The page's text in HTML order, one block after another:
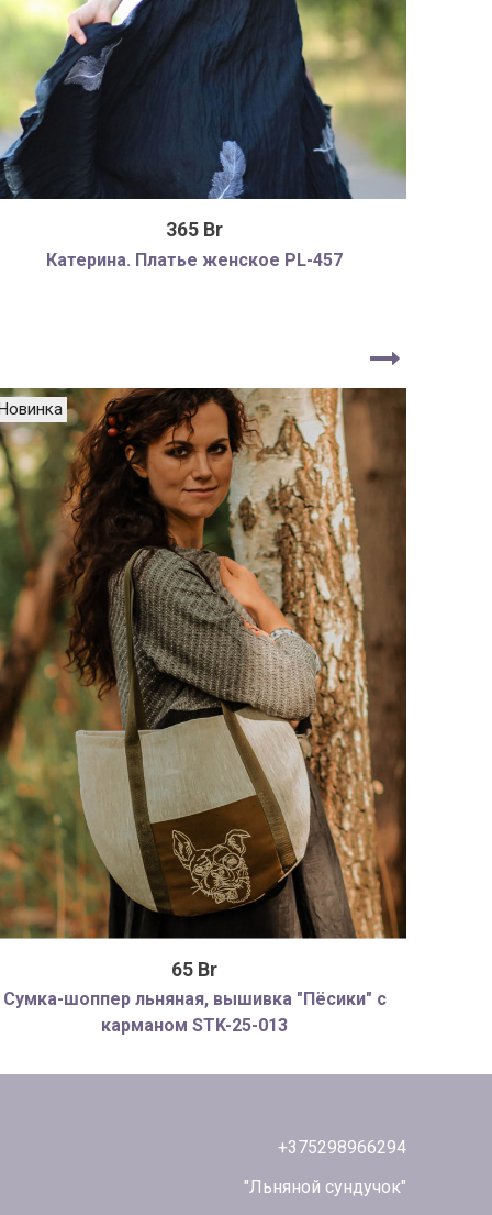
365 Br
Катерина. Платье женское PL-457
65 Br
Сумка-шоппер льняная, вышивка "Пёсики" с
карманом STK-25-013
+375298966294
"Льняной сундучок"